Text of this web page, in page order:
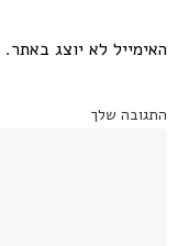
האימייל לא יוצג באתר.
התגובה שלך